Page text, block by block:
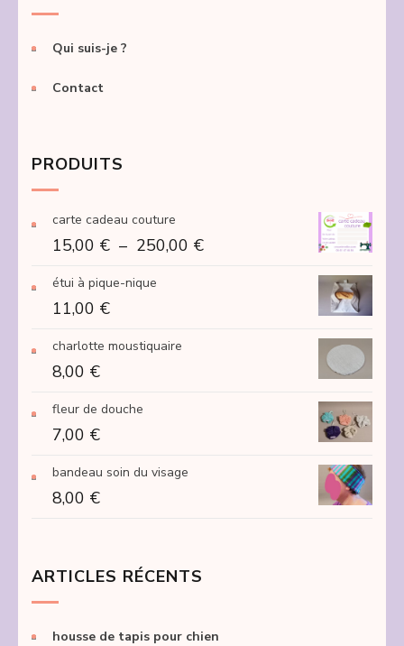
Qui suis-je ?
Contact
PRODUITS
carte cadeau couture
15,00 € – 250,00 €Plage
étui à pique-nique
11,00 €
charlotte moustiquaire
8,00 €
fleur de douche
7,00 €
bandeau soin du visage
8,00 €
ARTICLES RÉCENTS
housse de tapis pour chien